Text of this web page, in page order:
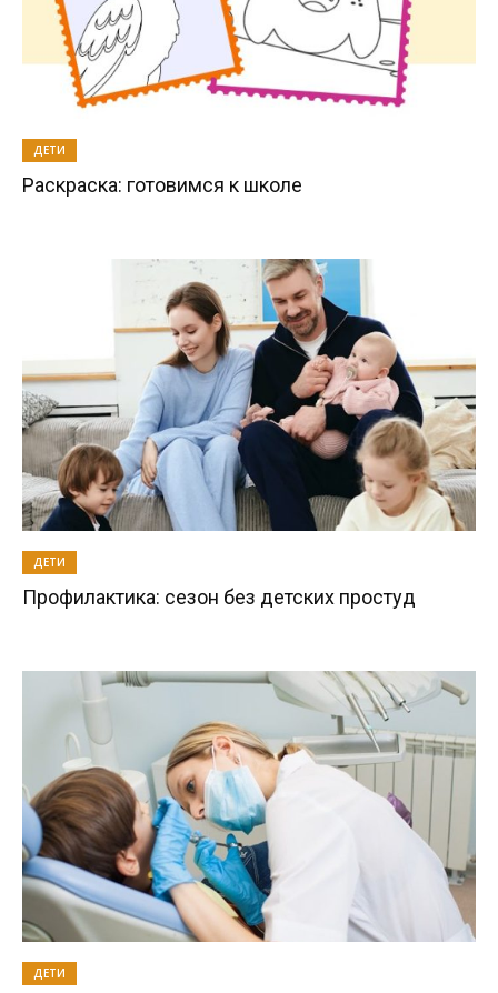
ДЕТИ
Раскраска: готовимся к школе
ДЕТИ
Профилактика: сезон без детских простуд
ДЕТИ